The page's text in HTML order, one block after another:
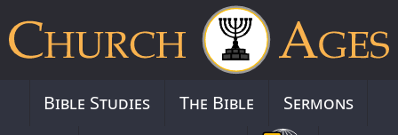
Bible Studies The Bible
Sermons